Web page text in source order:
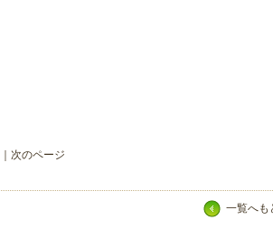
｜ 次のページ
一覧へも